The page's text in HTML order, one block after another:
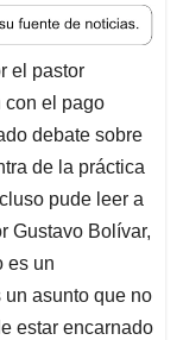
el pastor
con el pago
debate sobre
de la práctica
pude leer a
Gustavo Bolívar,
es un
un asunto que no
estar encarnado